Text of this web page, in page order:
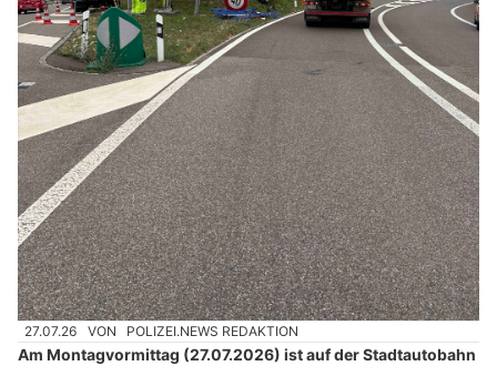
27.07.26 VON POLIZEI.NEWS REDAKTION
Am Montagvormittag (27.07.2026) ist auf der Stadtautobahn